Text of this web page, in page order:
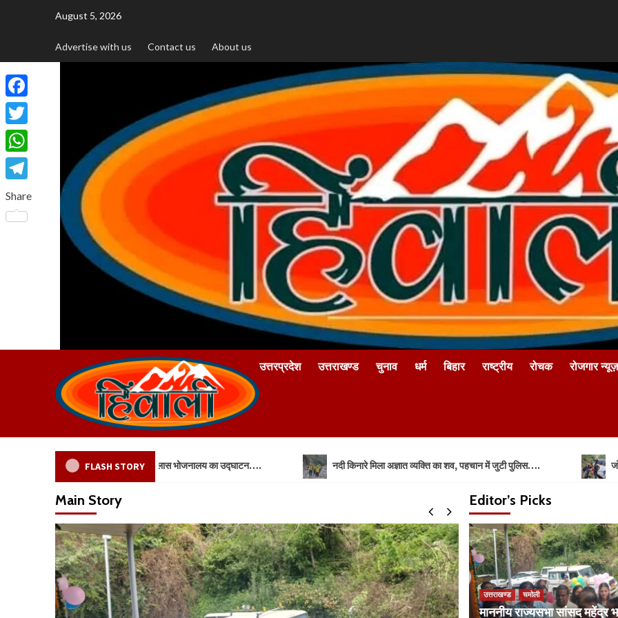
August 5, 2026
Advertise with us Contact us About us
उत्तरप्रदेश उत्तराखण्ड चुनाव धर्म बिहार राष्ट्रीय रोचक रोजगार न्यूज़
FLASH STORY
सांसद महेंद्र भट्ट द्वारा हिलास भोजनालय का उद्घाटन…. नदी किनारे मिला अज्ञात व्यक्ति का शव, पहचान में जुटी पुलिस…. जोशीमठ-
Main Story Editor’s Picks
उत्तराखण्ड चमोली
माननीय राज्यसभा सांसद महेंद्र
Facebook
Twitter
WhatsApp
Telegram
Share